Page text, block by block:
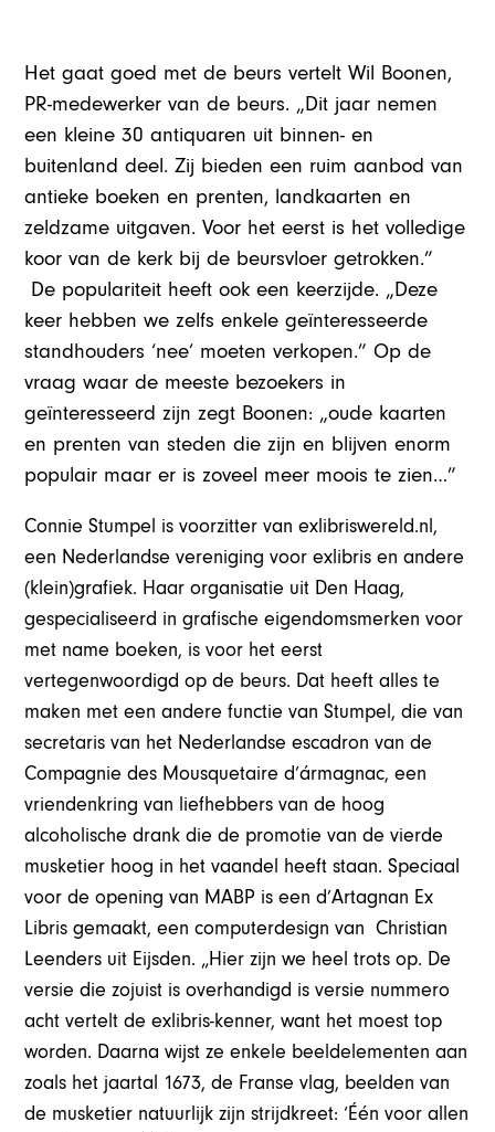
Het gaat goed met de beurs vertelt Wil Boonen,
PR-medewerker van de beurs. „Dit jaar nemen
een kleine 30 antiquaren uit binnen- en
buitenland deel. Zij bieden een ruim aanbod van
antieke boeken en prenten, landkaarten en
zeldzame uitgaven.Voor het eerst is het volledige
koor van de kerk bij de beursvloer getrokken.”
De populariteit heeft ook een keerzijde. „Deze
keer hebben we zelfs enkele geïnteresseerde
standhouders ‘nee’ moeten verkopen.” Op de
vraag waar de meeste bezoekers in
geïnteresseerd zijn zegt Boonen: „oude kaarten
en prenten van steden die zijn en blijven enorm
populair maar er is zoveel meer moois te zien…”
Connie Stumpel is voorzitter van exlibriswereld.nl,
een Nederlandse vereniging voor exlibris en andere
(klein)grafiek. Haar organisatie uit Den Haag,
gespecialiseerd in grafische eigendomsmerken voor
met name boeken, is voor het eerst
vertegenwoordigd op de beurs. Dat heeft alles te
maken met een andere functie van Stumpel, die van
secretaris van het Nederlandse escadron van de
Compagnie des Mousquetaire d’ármagnac, een
vriendenkring van liefhebbers van de hoog
alcoholische drank die de promotie van de vierde
musketier hoog in het vaandel heeft staan. Speciaal
voor de opening van MABP is een d’Artagnan Ex
Libris gemaakt, een computerdesign van Christian
Leenders uit Eijsden. „Hier zijn we heel trots op. De
versie die zojuist is overhandigd is versie nummero
acht vertelt de exlibris-kenner, want het moest top
worden. Daarna wijst ze enkele beeldelementen aan
zoals het jaartal 1673, de Franse vlag, beelden van
de musketier natuurlijk zijn strijdkreet: ‘Één voor allen